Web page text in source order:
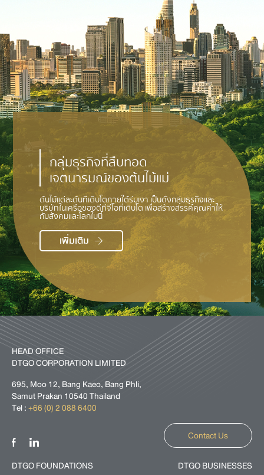
กลุ่มธุรกิจที่สืบทอด
เจตนารมณ์ของต้นไม้แม่
ต้นไม้แต่ละต้นที่เติบโตภายใต้ร่มเงา เป็นดั่งกลุ่มธุรกิจและ
บริษัทในเครือของดีทีจีโอที่เติบโต เพื่อสร้างสรรค์คุณค่าให้
กับสังคมและโลกใบนี้
เพิ่มเติม
HEAD OFFICE
DTGO CORPORATION LIMITED
695, Moo 12, Bang Kaeo, Bang Phli,
Samut Prakan 10540 Thailand
Tel :+66 (0) 2 088 6400
Contact Us
DTGO FOUNDATIONS DTGO BUSINESSES